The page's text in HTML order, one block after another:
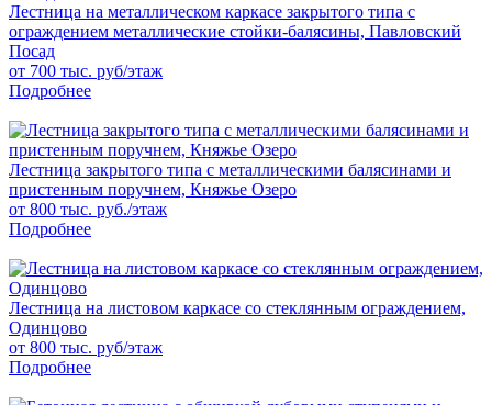
Лестница на металлическом каркасе закрытого типа с
ограждением металлические стойки-балясины, Павловский
Посад
от 700 тыс. руб/этаж
Подробнее
Лестница закрытого типа с металлическими балясинами и
пристенным поручнем, Княжье Озеро
от 800 тыс. руб./этаж
Подробнее
Лестница на листовом каркасе со стеклянным ограждением,
Одинцово
от 800 тыс. руб/этаж
Подробнее